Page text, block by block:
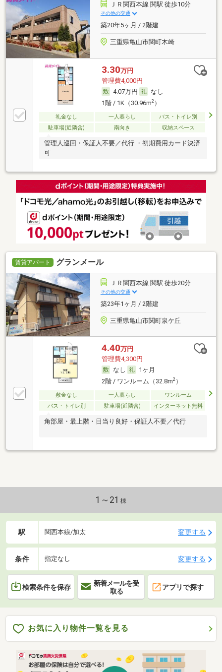
ＪＲ関西本線 関駅 徒歩10分
その他の交通
築20年5ヶ月 / 2階建
三重県亀山市関町木崎
3.30万円
管理費4,000円
4.07万円
なし
1階 / 1K（30.96m2）
礼金なし 一人暮らし
バス・トイレ別
駐車場(近隣含)
南向き 収納スペース
管理人巡回・保証人不要／代行 ・初期費用カード決済
可
賃貸アパート グランメール
ＪＲ関西本線 関駅 徒歩20分
その他の交通
築23年1ヶ月 / 2階建
三重県亀山市関町泉ケ丘
4.40万円
管理費4,300円
なし
1ヶ月
2階 / ワンルーム（32.8m2）
敷金なし 一人暮らし
ワンルーム
バス・トイレ別
駐車場(近隣含) インターネット無料
角部屋・最上階・日当り良好・保証人不要／代行
1～21 棟
駅 関西本線/加太 変更する
条件 指定なし 変更する
検索条件を保存
新着メールを受
取る
アプリで探す
お気に入り物件一覧を見る